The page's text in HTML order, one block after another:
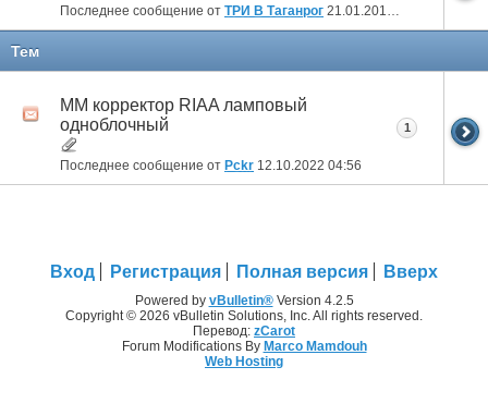
Последнее сообщение от ТРИ В Таганрог 21.01.2018 19:15
Тем
ММ корректор RIAA ламповый
одноблочный
Последнее сообщение от Pckr 12.10.2022 04:56
1
Вход Регистрация Полная версия Вверх
Powered by vBulletin®Version 4.2.5
Copyright © 2026 vBulletin Solutions, Inc. All rights reserved.
Перевод: zCarot
Forum Modifications By Marco Mamdouh
Web Hosting